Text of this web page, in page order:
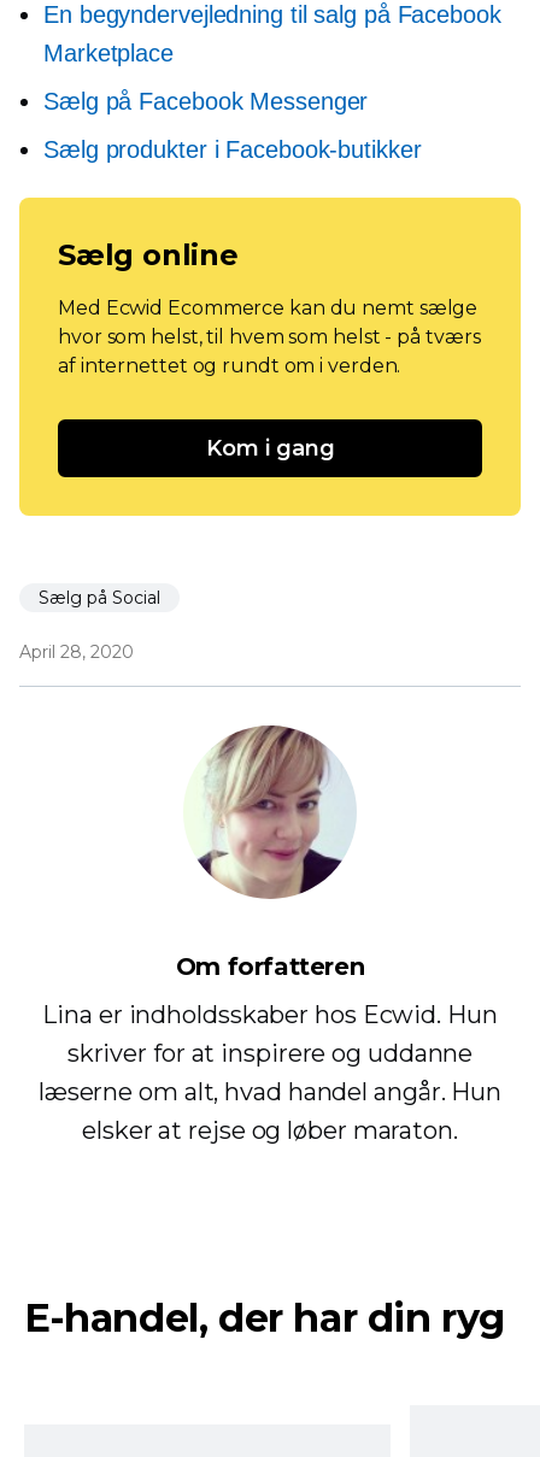
En begyndervejledning til salg på Facebook
Marketplace
Sælg på Facebook Messenger
Sælg produkter i Facebook-butikker
Sælg online
Med Ecwid Ecommerce kan du nemt sælge
hvor som helst, til hvem som helst - på tværs
af internettet og rundt om i verden.
Kom i gang
Sælg på Social
April 28, 2020
Om forfatteren
Lina er indholdsskaber hos Ecwid. Hun
skriver for at inspirere og uddanne
læserne om alt, hvad handel angår. Hun
elsker at rejse og løber maraton.
E-handel, der har din ryg